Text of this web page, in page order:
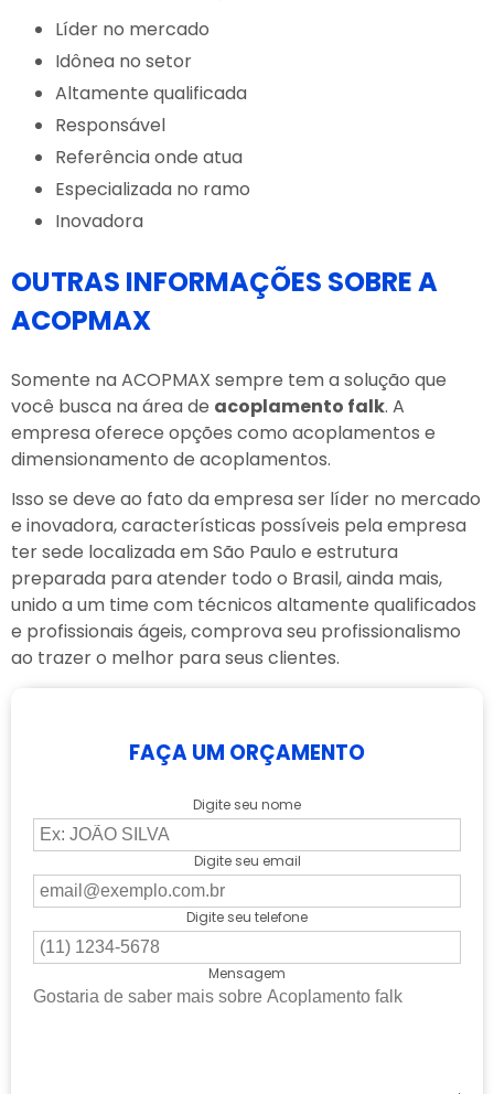
Líder no mercado
Idônea no setor
Altamente qualificada
Responsável
Referência onde atua
Especializada no ramo
Inovadora
OUTRAS INFORMAÇÕES SOBRE A
ACOPMAX
Somente na ACOPMAX sempre tem a solução que
você busca na área de acoplamento falk. A
empresa oferece opções como acoplamentos e
dimensionamento de acoplamentos.
Isso se deve ao fato da empresa ser líder no mercado
e inovadora, características possíveis pela empresa
ter sede localizada em São Paulo e estrutura
preparada para atender todo o Brasil, ainda mais,
unido a um time com técnicos altamente qualificados
e profissionais ágeis, comprova seu profissionalismo
ao trazer o melhor para seus clientes.
FAÇA UM ORÇAMENTO
Digite seu nome
Digite seu email
Digite seu telefone
Mensagem